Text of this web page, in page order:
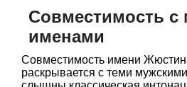
Совместимость с
именами
Совместимость имени
раскрывается с теми